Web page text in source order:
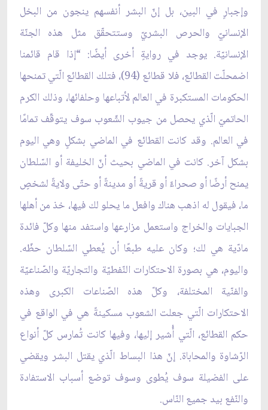
وإجبارٍ في البين، بل إنّ البشر أنفسهم ينجون من البخل
الإنسانيّ والحرص البشريّ وستتحقّق مثل هذه الجنّة
الإنسانيّة. يوجد في روايةٍ أخرى أيضًا: “إذا قام قائمنا
اضمحلّت القطائع، فلا قطائع (94)، فتلك القطائع الّتي تمنحها
الحكومات المستكبرة في العالم لأتباعها وحلفائها، وذلك الكرم
الحاتميّ الّذي يحصل من جيوب الشّعوب سوف يتوقّف تمامًا
في العالم. وقد كانت القطائع في الماضي بشكلٍ وهي اليوم
بشكل آخر. كانت في الماضي بحيث أنّ الخليفة أو السّلطان
يمنح أرضًا أو صحراءً أو قريةً أو مدينةً أو حتّى ولايةً لشخصٍ
ما، فيقول له اذهب هناك وافعل ما يحلو لك فيها، خذ من أهلها
الجبايات والخراج واستعمل مزارعها واستفد منها وكلّ فائدة
مادّية هي لك؛ وكان عليه طبعًا أن يُعطي السّلطان حظّه.
واليوم، هي بصورة الاحتكارات النّفطيّة والتجاريّة والصّناعيّة
والفنّية المختلفة، وكلّ هذه الصّناعات الكبرى وهذه
الاحتكارات الّتي جعلت الشعوب مسكينةً هي في الواقع في
حكم القطائع، الّتي أُشير إليها، وفيها كانت تُمارس كلّ أنواع
الرّشاوة والمحاباة. إنّ هذا البساط الّذي يقتل البشر ويقضي
على الفضيلة سوف يُطوى وسوف توضع أسباب الاستفادة
والنّفع بيد جميع النّاس.